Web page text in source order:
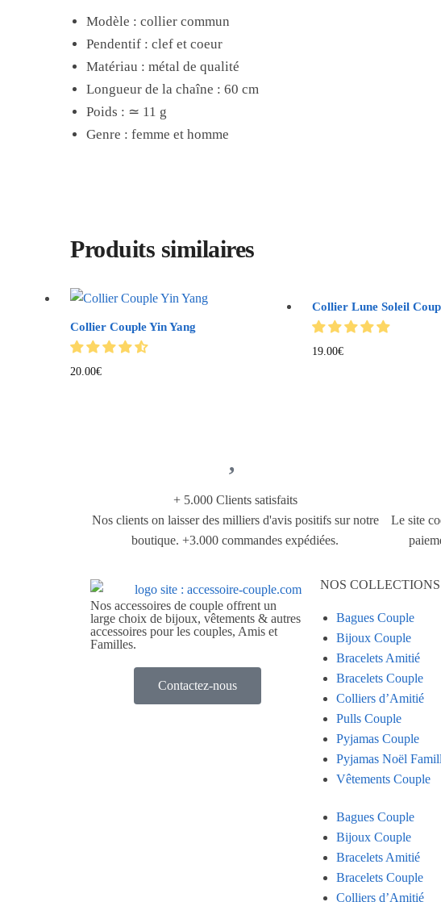
Modèle : collier commun
Pendentif : clef et coeur
Matériau : métal de qualité
Longueur de la chaîne : 60 cm
Poids : ≃ 11 g
Genre : femme et homme
Produits similaires
Collier Couple Yin Yang
20.00€
Collier Lune Soleil
19.00€
+ 5.000 Clients satisfaits
Nos clients on laisser des milliers d'avis positifs sur notre
boutique. +3.000 commandes expédiées.
Le site
Nos accessoires de couple offrent un
large choix de bijoux, vêtements & autres
accessoires pour les couples, Amis et
Familles.
Contactez-nous
NOS COLLECTIONS
Bagues Couple
Bijoux Couple
Bracelets Amitié
Bracelets Couple
Colliers d’Amitié
Pulls Couple
Pyjamas Couple
Pyjamas Noël
Vêtements Couple
Bagues Couple
Bijoux Couple
Bracelets Amitié
Bracelets Couple
Colliers d’Amitié